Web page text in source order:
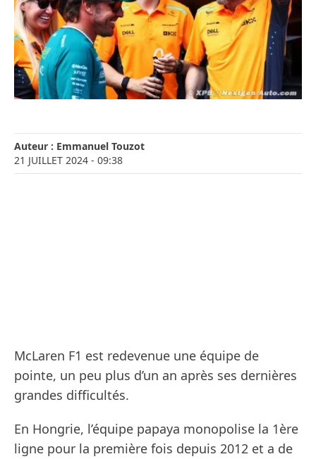
Auteur : Emmanuel Touzot
21 JUILLET 2024 - 09:38
McLaren F1 est redevenue une équipe de
pointe, un peu plus d’un an après ses dernières
grandes difficultés.
En Hongrie, l’équipe papaya monopolise la 1ère
ligne pour la première fois depuis 2012 et a de